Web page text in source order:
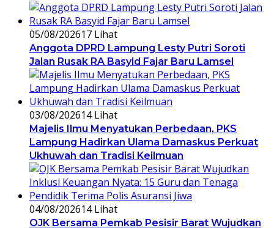
05/08/202617 Lihat
Anggota DPRD Lampung Lesty Putri Soroti
Jalan Rusak RA Basyid Fajar Baru Lamsel
03/08/202614 Lihat
Majelis Ilmu Menyatukan Perbedaan, PKS
Lampung Hadirkan Ulama Damaskus Perkuat
Ukhuwah dan Tradisi Keilmuan
04/08/202614 Lihat
OJK Bersama Pemkab Pesisir Barat Wujudkan